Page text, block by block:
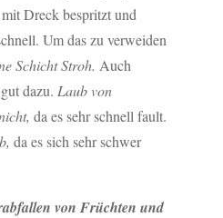
Dreck bespritzt und
Um das zu verweiden
Schicht Stroh. Auch
dazu. Laub von
da es sehr schnell fault.
da es sich sehr schwer
von Früchten und